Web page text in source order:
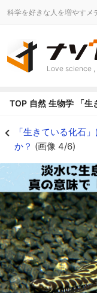
科学を好きな人を増やすメ
Love science ,
TOP 自然 生物学 「
「生きている化石
か？ (画像 4/6)